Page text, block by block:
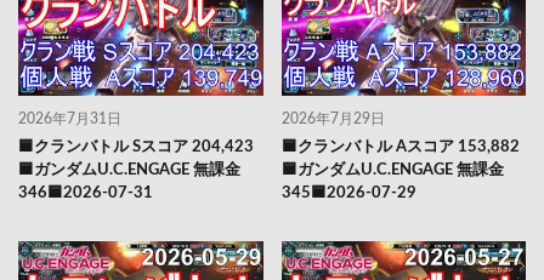
2026年7月31日
🟦クランバトル Sスコア 204,423
🟦ガンダムU.C.ENGAGE 無課金
346🟦2026-07-31
2026年7月29日
🟦クランバトル Aスコア 153,882
🟦ガンダムU.C.ENGAGE 無課金
345🟦2026-07-29